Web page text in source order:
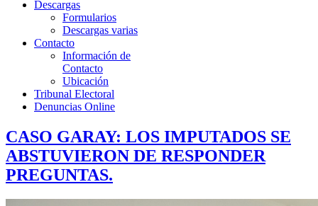
Descargas
Formularios
Descargas varias
Contacto
Información de
Contacto
Ubicación
Tribunal Electoral
Denuncias Online
CASO GARAY: LOS IMPUTADOS SE
ABSTUVIERON DE RESPONDER
PREGUNTAS.